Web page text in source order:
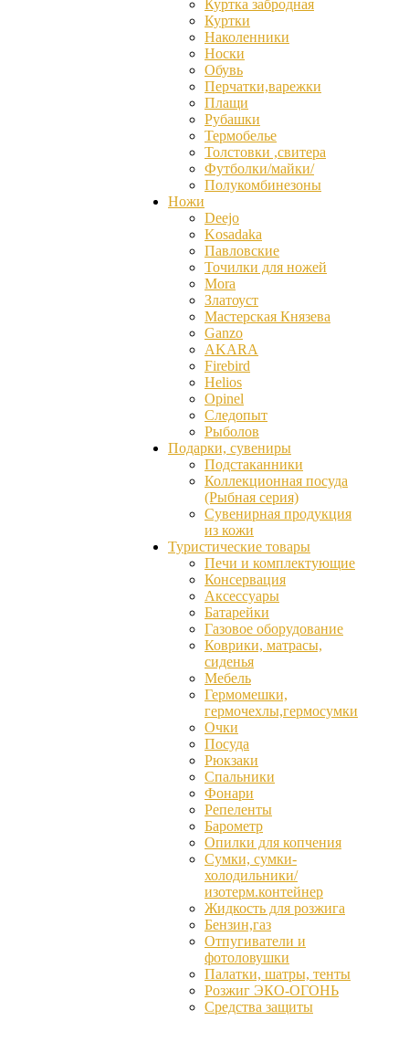
Куртка забродная
Куртки
Наколенники
Носки
Обувь
Перчатки,варежки
Плащи
Рубашки
Термобелье
Толстовки ,свитера
Футболки/майки/
Полукомбинезоны
Ножи
Deejo
Kosadaka
Павловские
Точилки для ножей
Mora
Златоуст
Мастерская Князева
Ganzо
AKARA
Firebird
Helios
Opinel
Следопыт
Рыболов
Подарки, сувениры
Подстаканники
Коллекционная посуда
(Рыбная серия)
Сувенирная продукция
из кожи
Туристические товары
Печи и комплектующие
Консервация
Аксессуары
Батарейки
Газовое оборудование
Коврики, матрасы,
сиденья
Мебель
Гермомешки,
гермочехлы,гермосумки
Очки
Посуда
Рюкзаки
Спальники
Фонари
Репеленты
Барометр
Опилки для копчения
Сумки, сумки-
холодильники/
изотерм.контейнер
Жидкость для розжига
Бензин,газ
Отпугиватели и
фотоловушки
Палатки, шатры, тенты
Розжиг ЭКО-ОГОНЬ
Средства защиты